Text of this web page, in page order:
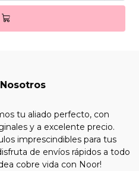
tu aliado perfecto, con
y a excelente precio.
imprescindibles para tus
de envíos rápidos a todo
cobre vida con Noor!